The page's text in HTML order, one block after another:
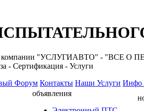
компании "УСЛУГИАВТО" -
- Сертификация - Услуги
Форум Контакты Наши Услуги Инфо
объявления